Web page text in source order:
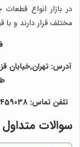
در بازار انواع
مختلف قرار دارند و
آدرس: تهران,خیابان
تلفن تماس: 55459038-021 55459022-021 09126883974
سوالات